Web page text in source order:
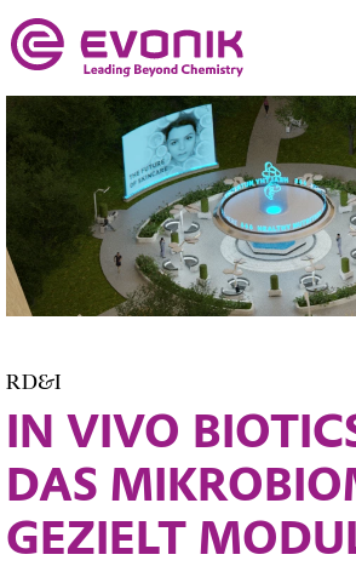
RD&I
IN VIVO
DAS
GEZIELT